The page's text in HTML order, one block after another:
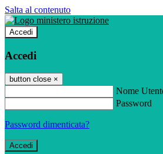
Salta al contenuto
Accedi
Accedi
button close ×
Nome
Password
Password dimenticata?